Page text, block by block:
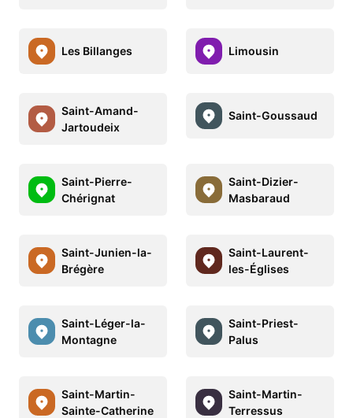
Les Billanges Limousin
Saint-Amand-
Jartoudeix
Saint-Goussaud
Saint-Pierre-
Chérignat
Saint-Dizier-
Masbaraud
Saint-Junien-la-
Brégère
Saint-Laurent-
les-Églises
Saint-Léger-la-
Montagne
Saint-Priest-
Palus
Saint-Martin-
Sainte-Catherine
Saint-Martin-
Terressus